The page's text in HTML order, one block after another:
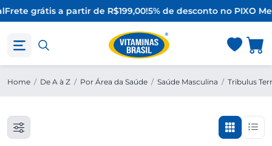
Frete grátis a partir de R$199,00!5% de desconto no PIXO
Home / De A à Z / Por Área da Saúde / Saúde Masculina / Tribulus